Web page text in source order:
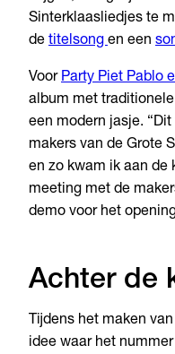
Sinterklaasliedjes te
de titelsong en een
Voor Party Piet Pablo
album met
een modern jasje.
makers van de Grote
en zo kwam ik aan de
meeting met de
demo voor het
Achter de
Tijdens het maken
idee waar het